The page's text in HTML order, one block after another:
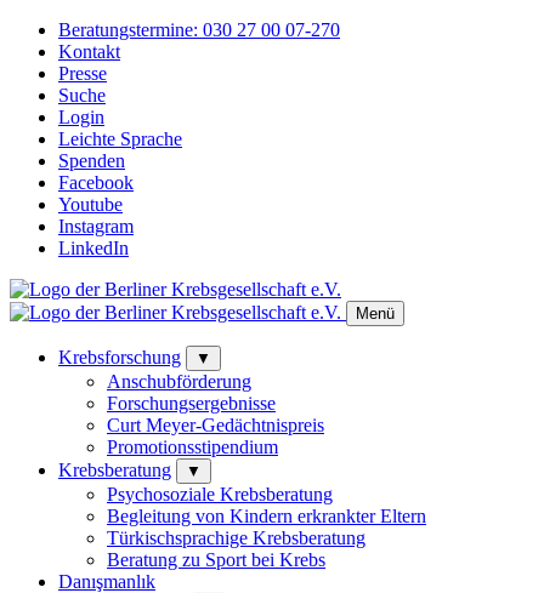
Beratungstermine: 030 27 00 07-270
Kontakt
Presse
Suche
Login
Leichte Sprache
Spenden
Facebook
Youtube
Instagram
LinkedIn
Menü
Krebsforschung ▼
Anschubförderung
Forschungsergebnisse
Curt Meyer-Gedächtnispreis
Promotionsstipendium
Krebsberatung
▼
Psychosoziale Krebsberatung
Begleitung von Kindern erkrankter Eltern
Türkischsprachige Krebsberatung
Beratung zu Sport bei Krebs
Danışmanlık